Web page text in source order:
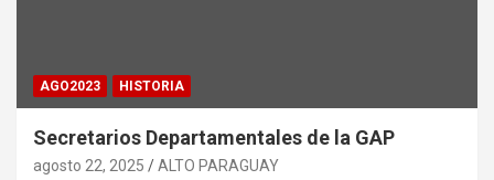
AGO2023 HISTORIA
Secretarios Departamentales de la GAP
agosto 22, 2025 ALTO PARAGUAY